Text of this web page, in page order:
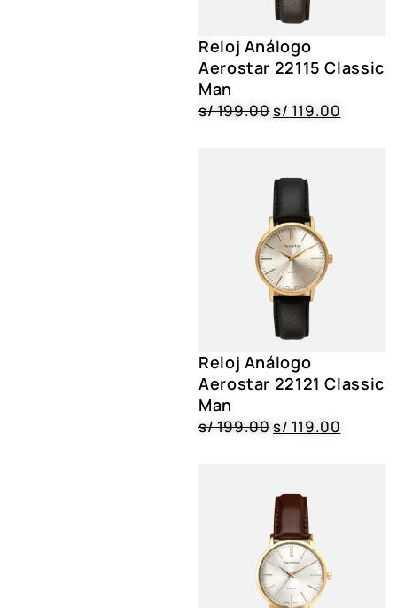
Reloj Análogo
Aerostar 22115 Classic
Man
s/199.00s/ 119.00
Reloj Análogo
Aerostar 22121 Classic
Man
s/199.00s/ 119.00